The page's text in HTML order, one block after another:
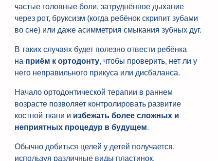
частые головные боли, затруднённое дыхание
через рот, бруксизм (когда ребёнок скрипит зубами
во сне) или даже асимметрия смыкания зубных дуг.
В таких случаях будет полезно отвести ребёнка
на приём к ортодонту, чтобы проверить, нет ли у
него неправильного прикуса или дисбаланса.
Начало ортодонтической терапии в раннем
возрасте позволяет контролировать развитие
костной ткани и избежать более сложных и
неприятных процедур в будущем.
Обычно добиться целей у детей получается,
используя различные виды пластинок.